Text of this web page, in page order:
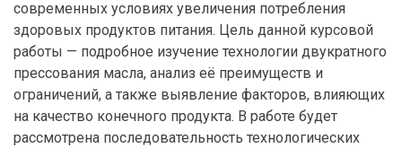
современных условиях увеличения потребления
здоровых продуктов питания. Цель данной курсовой
работы — подробное изучение технологии двукратного
прессования масла, анализ её преимуществ и
ограничений, а также выявление факторов, влияющих
на качество конечного продукта. В работе будет
рассмотрена последовательность технологических